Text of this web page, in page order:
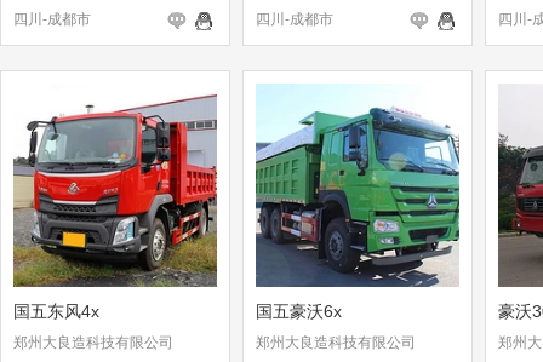
四川-成都市
四川-成都市
四川-
国五东风4x
郑州大良造科技有限公司
国五豪沃6x
郑州大良造科技有限公司
豪沃
郑州